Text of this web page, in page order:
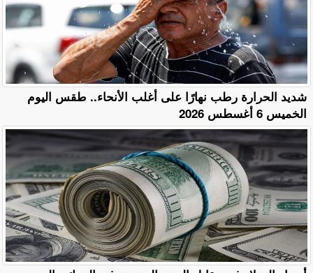
​شديد الحرارة رطب نهارًا على أغلب الأنحاء.. طقس اليوم
الخميس 6 أغسطس 2026